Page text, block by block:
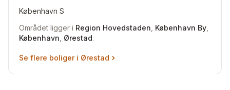
København S
Området ligger i Region Hovedstaden København By
København Ørestad.
Se flere boliger i Ørestad